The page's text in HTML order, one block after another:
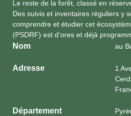
Le reste de la forêt, classé en
Des suivis et inventaires réguliers y
comprendre et étudier cet
(PSDRF) est d’ores et déjà
Nom au
Adresse
1
Département